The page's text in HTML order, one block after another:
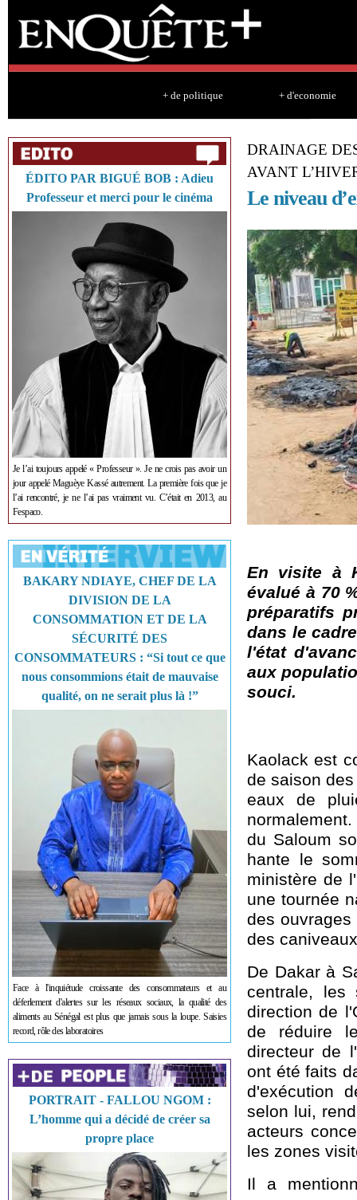
+ de politique + d'economie
ÉDITO PAR BIGUÉ BOB : Adieu
Professeur et merci pour le cinéma
Je l’ai toujours appelé « Professeur ». Je ne crois pas avoir un
jour appelé Maguèye Kassé autrement. La première fois que je
l’ai rencontré, je ne l’ai pas vraiment vu. C’était en 2013, au
Fespaco.
BAKARY NDIAYE, CHEF DE LA
DIVISION DE LA
CONSOMMATION ET DE LA
SÉCURITÉ DES
CONSOMMATEURS : “Si tout ce que
nous consommions était de mauvaise
qualité, on ne serait plus là !”
Face à l'inquiétude croissante des consommateurs et au
déferlement d'alertes sur les réseaux sociaux, la qualité des
aliments au Sénégal est plus que jamais sous la loupe. Saisies
record, rôle des laboratoires
PORTRAIT - FALLOU NGOM :
L’homme qui a décidé de créer sa
propre place
DRAINAGE
AVANT
Le niveau
En visite à
évalué à 70
préparatifs
dans le
l'état
aux
souci.
Kaolack est
de saison
eaux de
du Saloum
hante le
ministère de
une tournée
des
des
De Dakar à
centrale, les
direction de
de réduire
directeur de
ont été faits
d'exécution
selon lui,
acteurs
les zones
Il a